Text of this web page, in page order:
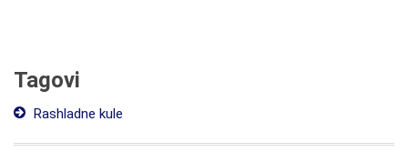
Tagovi
Rashladne kule